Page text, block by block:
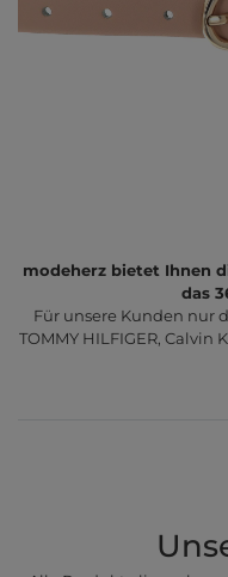
modeherz bietet Ihnen
das
Für unsere Kunden nur
TOMMY HILFIGER,